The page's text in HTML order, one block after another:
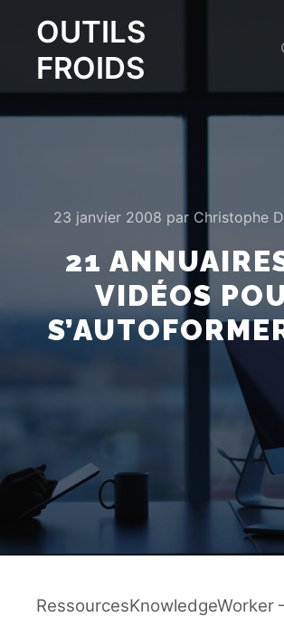
OUTILS
FROIDS
23 janvier 2008 par Christophe
21
VIDÉOS
RessourcesKnowledgeWorker